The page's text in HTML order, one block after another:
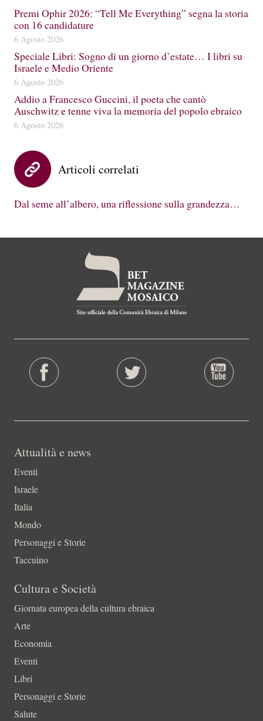
Premi Ophir 2026: “Tell Me Everything” segna la storia
con 16 candidature
6 Agosto 2026
Speciale Libri: Sogno di un giorno d’estate… I libri su
Israele e Medio Oriente
6 Agosto 2026
Addio a Francesco Guccini, il poeta che cantò
Auschwitz e tenne viva la memoria del popolo ebraico
6 Agosto 2026
Articoli correlati
Dal seme all’albero, una riflessione sulla grandezza…
Attualità e news
Eventi
Israele
Italia
Mondo
Personaggi e Storie
Taccuino
Cultura e Società
Giornata europea della cultura ebraica
Arte
Economia
Eventi
Libri
Personaggi e Storie
Salute